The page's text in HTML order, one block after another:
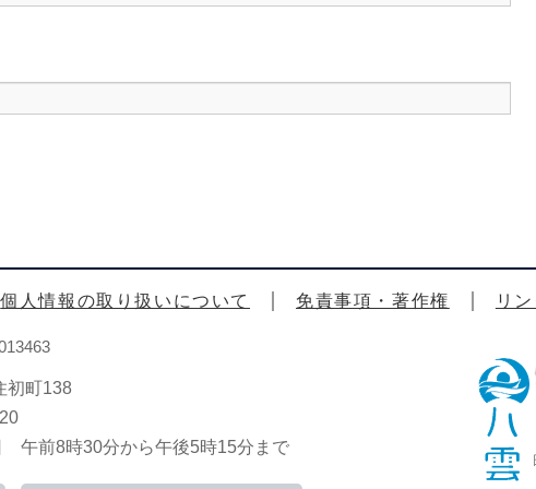
個人情報の取り扱いについて 免責事項・著作権 リ
初町138
午前8時30分から午後5時15分まで